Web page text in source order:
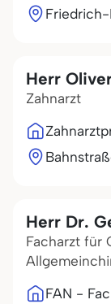
Herr
Zahnarzt
Herr Dr.
Facharzt für
FAN -